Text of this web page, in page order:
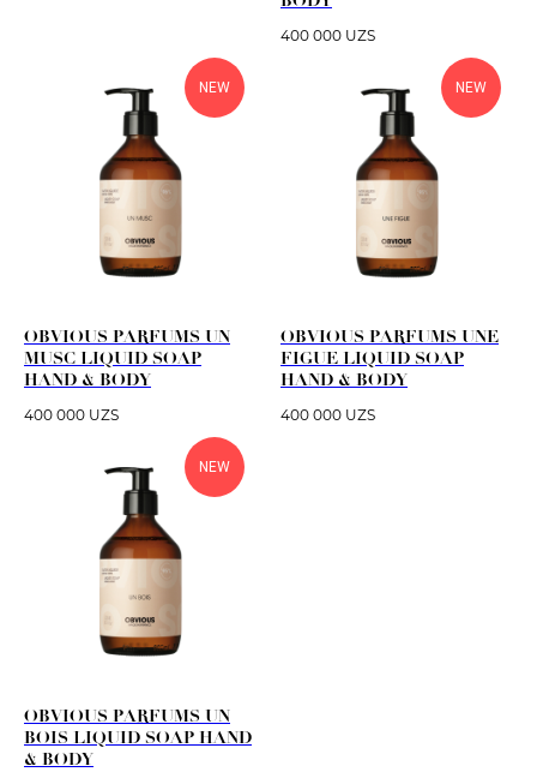
400 000 UZS
NEW
OBVIOUS PARFUMS UN
MUSC LIQUID SOAP
HAND & BODY
400 000 UZS
NEW
OBVIOUS PARFUMS UNE
FIGUE LIQUID SOAP
HAND & BODY
400 000 UZS
NEW
OBVIOUS PARFUMS UN
BOIS LIQUID SOAP HAND
& BODY